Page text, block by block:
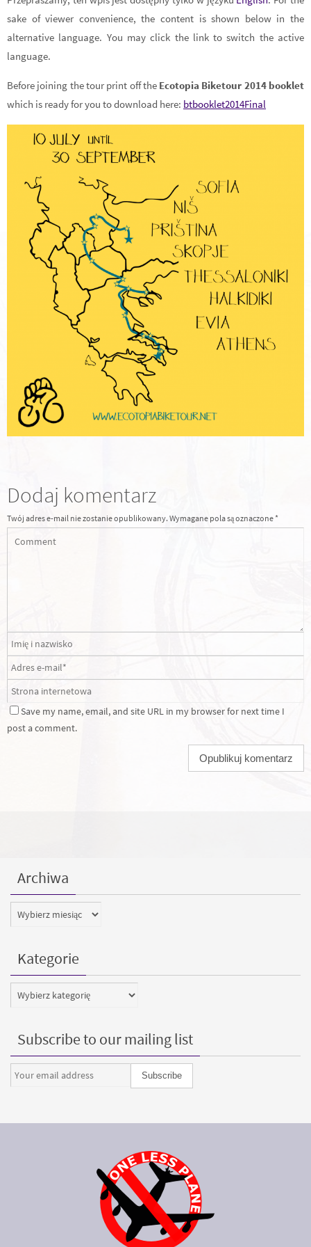
sake of viewer convenience, the content is shown below in the
alternative language. You may click the link to switch the active
language.
Before joining the tour print off the Ecotopia Biketour 2014 booklet
which is ready for you to download here: btbooklet2014Final
Dodaj komentarz
Twój adres e-mail nie zostanie opublikowany. Wymagane pola są oznaczone *
Save my name, email, and site URL in my browser for next time I
post a comment.
Archiwa
Archiwa
Kategorie
Kategorie
Subscribe to our mailing list